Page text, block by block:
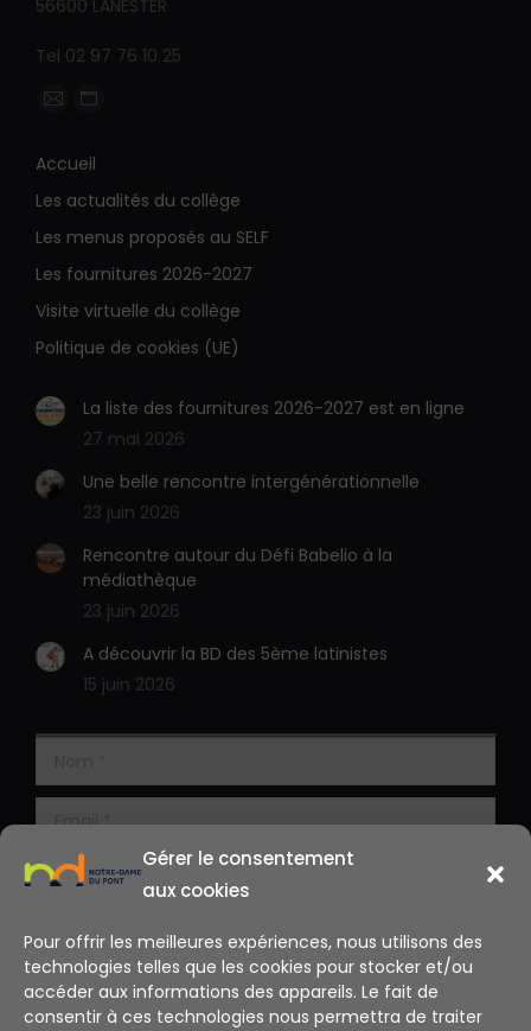
Gérer le consentement
aux cookies
Pour offrir les meilleures expériences, nous utilisons des
technologies telles que les cookies pour stocker et/ou
accéder aux informations des appareils. Le fait de
consentir à ces technologies nous permettra de traiter
56600 LANESTER
Tel 02 97 76 10 25
Trouvez nous sur :
La
E-
mail
s'ouvre
dans
une
fenêtre
La
Site
Web
s'ouvre
dans
une
fenêtre
Accueil
Les actualités du collège
Les menus proposés au SELF
Les fournitures 2026-2027
Visite virtuelle du collège
Politique de cookies (UE)
La liste des fournitures 2026-2027 est en ligne
27 mai 2026
Une belle rencontre intergénérationnelle
23 juin 2026
Rencontre autour du Défi Babelio à la
médiathèque
23 juin 2026
A découvrir la BD des 5ème latinistes
15 juin 2026